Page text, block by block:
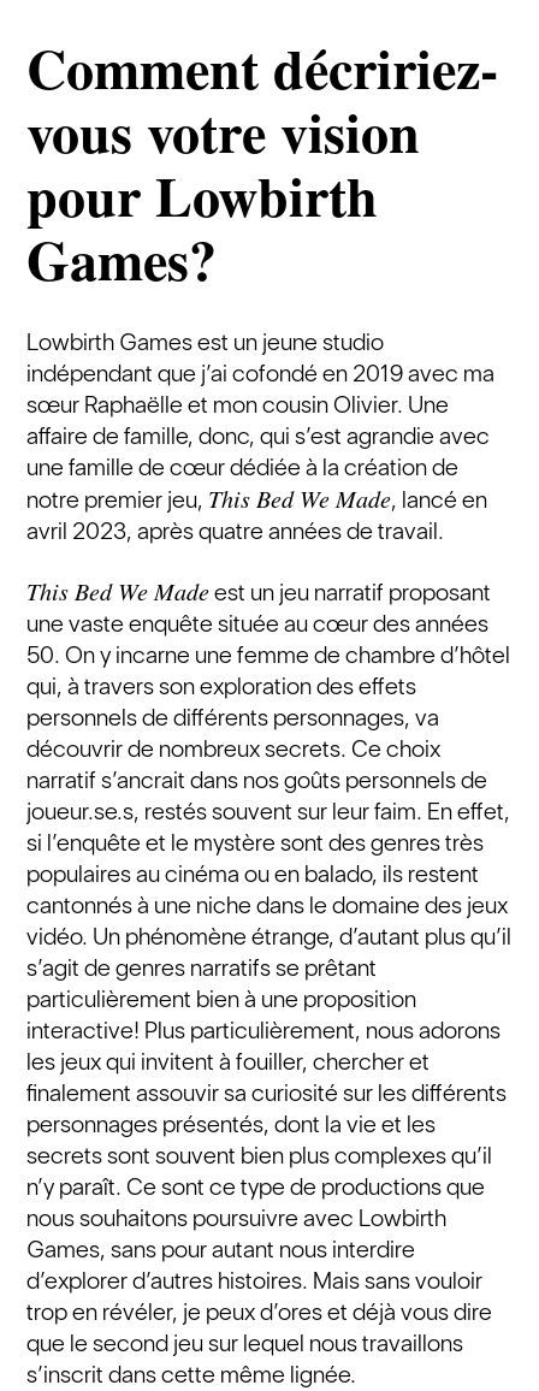
Comment décririez-
vous votre vision
pour Lowbirth
Games?
Lowbirth Games est un jeune studio
indépendant que j’ai cofondé en 2019 avec ma
sœur Raphaëlle et mon cousin Olivier. Une
affaire de famille, donc, qui s’est agrandie avec
une famille de cœur dédiée à la création de
notre premier jeu, This Bed We Made, lancé en
avril 2023, après quatre années de travail.
This Bed We Madeest un jeu narratif proposant
une vaste enquête située au cœur des années
50. On y incarne une femme de chambre d’hôtel
qui, à travers son exploration des effets
personnels de différents personnages, va
découvrir de nombreux secrets. Ce choix
narratif s’ancrait dans nos goûts personnels de
joueur.se.s, restés souvent sur leur faim. En effet,
si l’enquête et le mystère sont des genres très
populaires au cinéma ou en balado, ils restent
cantonnés à une niche dans le domaine des jeux
vidéo. Un phénomène étrange, d’autant plus qu’il
s’agit de genres narratifs se prêtant
particulièrement bien à une proposition
interactive! Plus particulièrement, nous adorons
les jeux qui invitent à fouiller, chercher et
finalement assouvir sa curiosité sur les différents
personnages présentés, dont la vie et les
secrets sont souvent bien plus complexes qu’il
n’y paraît. Ce sont ce type de productions que
nous souhaitons poursuivre avec Lowbirth
Games, sans pour autant nous interdire
d’explorer d’autres histoires. Mais sans vouloir
trop en révéler, je peux d’ores et déjà vous dire
que le second jeu sur lequel nous travaillons
s’inscrit dans cette même lignée.